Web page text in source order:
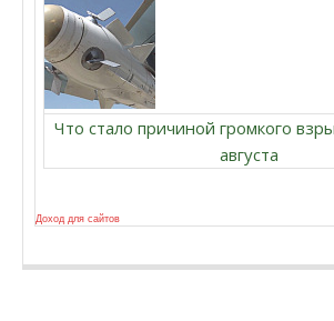
Что стало причиной громкого
августа
Доход для сайтов